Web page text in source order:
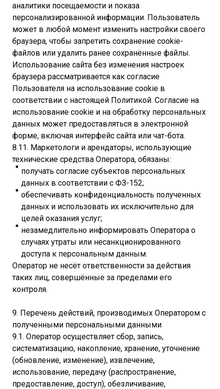
аналитики посещаемости и показа
персонализированной информации. Пользователь
может в любой момент изменить настройки своего
браузера, чтобы запретить сохранение cookie-
файлов или удалить ранее сохранённые файлы.
Использование сайта без изменения настроек
браузера рассматривается как согласие
Пользователя на использование cookie в
соответствии с настоящей Политикой. Согласие на
использование cookie и на обработку персональных
данных может предоставляться в электронной
форме, включая интерфейс сайта или чат-бота.
8.11. Маркетологи и арендаторы, использующие
технические средства Оператора, обязаны:
получать согласие субъектов персональных
данных в соответствии с ФЗ-152;
обеспечивать конфиденциальность полученных
данных и использовать их исключительно для
целей оказания услуг;
незамедлительно информировать Оператора о
случаях утраты или несанкционированного
доступа к персональным данным.
Оператор не несёт ответственности за действия
таких лиц, совершённые за пределами его
контроля.
9. Перечень действий, производимых Оператором с
полученными персональными данными
9.1. Оператор осуществляет сбор, запись,
систематизацию, накопление, хранение, уточнение
(обновление, изменение), извлечение,
использование, передачу (распространение,
предоставление, доступ), обезличивание,